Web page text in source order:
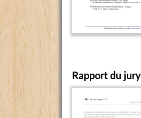
Rapport du jury